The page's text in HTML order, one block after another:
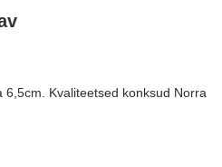
6,5cm. Kvaliteetsed konksud Norra